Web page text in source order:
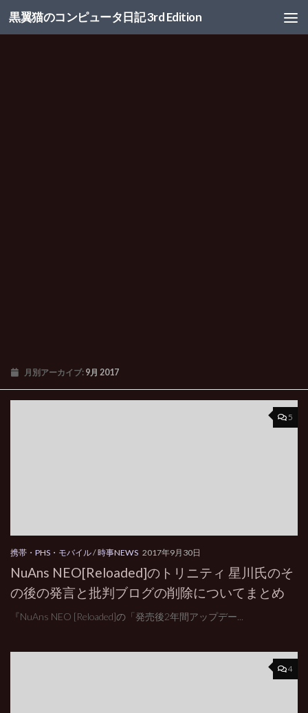
コンテンツへスキップ
黒翼猫のコンピュータ日記 3rd Edition
月別アーカイブ: 9月 2017
5
携帯・PHS・モバイル/時事NEWS 2017年9月30日
NuAns NEO[Reloaded]のトリニティ 星川氏のそ
の後の発言と批判ブログの削除についてまとめ
『NuAns NEO [Reloaded]の「発売後2年間アップデー...
4